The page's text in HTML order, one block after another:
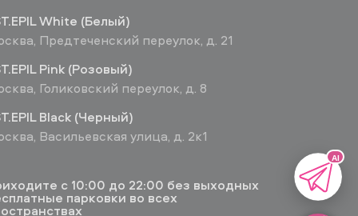
White (Белый)
Предтеченский переулок, д. 21
с 10:00 до 22:00 без выходных
парковки во всех
Pink (Розовый)
Голиковский переулок, д. 8
Black (Черный)
Васильевская улица, д. 2к1
AI